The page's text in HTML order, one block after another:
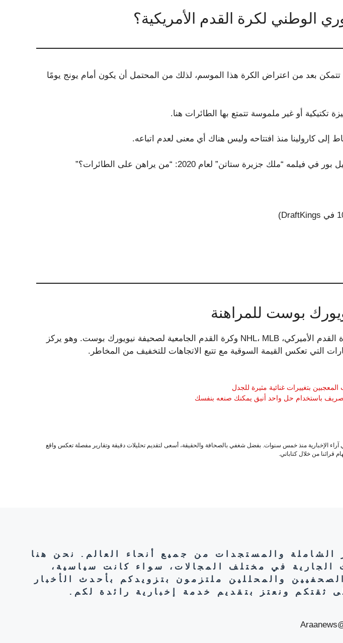
الوطني لكرة القدم الأمريكية؟
تتمكن بعد من اعتراض الكرة هذا الموسم، لذلك من المحتمل أن يكون أمام يونج يومًا
تكتيكية أو غير ملموسة تتمتع بها الطائرات هنا.
إلى كارولينا منذ افتتاحه وليس هناك أي معنى لعدم اتباعه.
“ملك جزيرة ستاتن” لعام 2020: “من يراهن على الطائرات؟”
بوست للمراهنة
شون تريبيدي يعيق اتحاد كرة القدم الأميركي، NHL، MLB وكرة القدم الجامعية لصحيفة نيويورك بوست. وهو يركز
التي تعكس القيمة السوقية مع تتبع الاتجاهات للتخفيف من المخاطر.
بتغييرات غنائية مثيرة للجدل
باستخدام حل واحد أنيق يمكنك صنعه بنفسك
الإخبارية منذ خمس سنوات. بفضل شغفي بالصحافة والحقيقة، أسعى لتقديم تحليلات دقيقة وتقارير مفصلة تعكس واقع
قرائنا من خلال كتاباتي.
الشاملة والمستجدات من جميع أنحاء العالم. نحن هنا
الجارية في مختلف المجالات، سواء كانت سياسية،
والمحللين ملتزمون بتزويدكم بأحدث الأخبار
ثقتكم ونعتز بتقديم خدمة إخبارية رائدة لكم.